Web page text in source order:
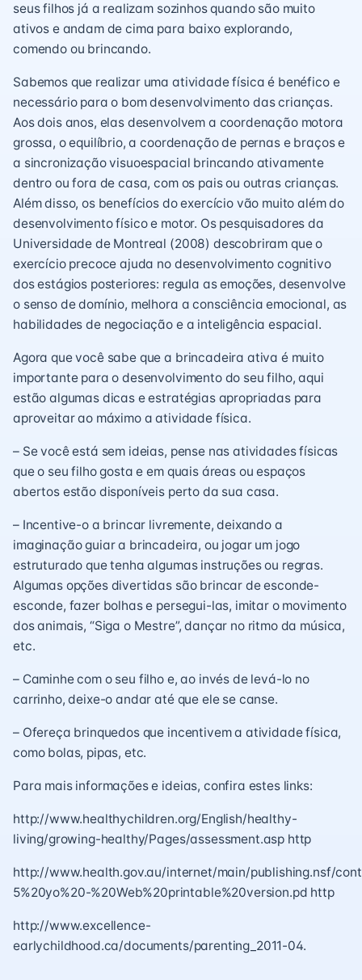
seus filhos já a realizam sozinhos quando são muito
ativos e andam de cima para baixo explorando,
comendo ou brincando.
Sabemos que realizar uma atividade física é benéfico e
necessário para o bom desenvolvimento das crianças.
Aos dois anos, elas desenvolvem a coordenação motora
grossa, o equilíbrio, a coordenação de pernas e braços e
a sincronização visuoespacial brincando ativamente
dentro ou fora de casa, com os pais ou outras crianças.
Além disso, os benefícios do exercício vão muito além do
desenvolvimento físico e motor. Os pesquisadores da
Universidade de Montreal (2008) descobriram que o
exercício precoce ajuda no desenvolvimento cognitivo
dos estágios posteriores: regula as emoções, desenvolve
o senso de domínio, melhora a consciência emocional, as
habilidades de negociação e a inteligência espacial.
Agora que você sabe que a brincadeira ativa é muito
importante para o desenvolvimento do seu filho, aqui
estão algumas dicas e estratégias apropriadas para
aproveitar ao máximo a atividade física.
– Se você está sem ideias, pense nas atividades físicas
que o seu filho gosta e em quais áreas ou espaços
abertos estão disponíveis perto da sua casa.
– Incentive-o a brincar livremente, deixando a
imaginação guiar a brincadeira, ou jogar um jogo
estruturado que tenha algumas instruções ou regras.
Algumas opções divertidas são brincar de esconde-
esconde, fazer bolhas e persegui-las, imitar o movimento
dos animais, “Siga o Mestre”, dançar no ritmo da música,
etc.
– Caminhe com o seu filho e, ao invés de levá-lo no
carrinho, deixe-o andar até que ele se canse.
– Ofereça brinquedos que incentivem a atividade física,
como bolas, pipas, etc.
Para mais informações e ideias, confira estes links:
http://www.healthychildren.org/English/healthy-
living/growing-healthy/Pages/assessment.asp http
http://www.health.gov.au/internet/main/publishing.nsf/
5%20yo%20-%20Web%20printable%20version.pd http
http://www.excellence-
earlychildhood.ca/documents/parenting_2011-04.